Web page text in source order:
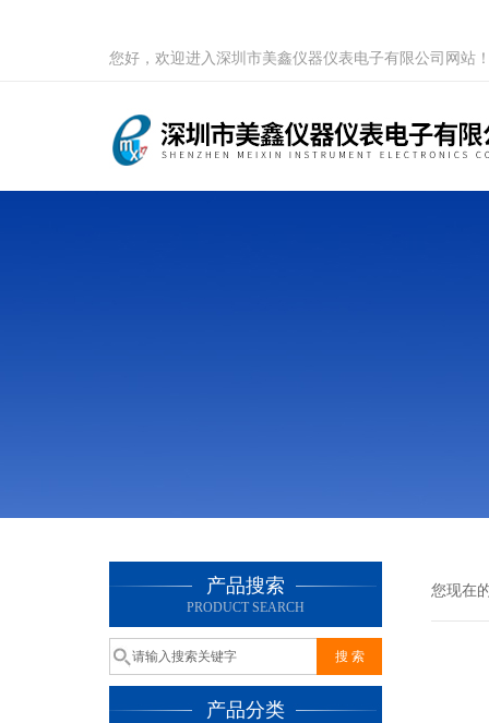
您好，欢迎进入深圳市美鑫仪器仪表电子有限公司网站
产品搜索
PRODUCT SEARCH
产品分类
您现在